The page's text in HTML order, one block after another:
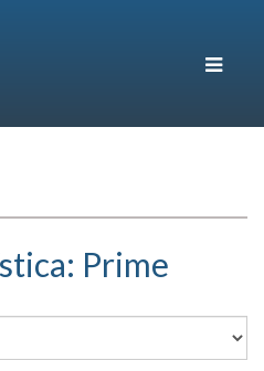
Toggle
Prime